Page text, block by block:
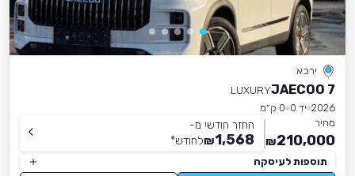
ירכא
JAECOO 7
LUXURY
2026 יד 0
0 ק״מ
מחיר
210,000
₪
החזר חודשי מ-
1,568
₪לחודש*
תוספות לעיסקה